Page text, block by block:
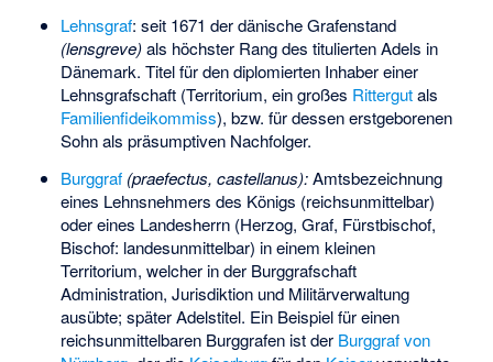
Lehnsgraf: seit 1671 der dänische Grafenstand
(lensgreve)als höchster Rang des titulierten Adels in
Dänemark. Titel für den diplomierten Inhaber einer
Lehnsgrafschaft (Territorium, ein großes Rittergutals
Familienfideikommiss), bzw. für dessen erstgeborenen
Sohn als präsumptiven Nachfolger.
Burggraf (praefectus, castellanus):Amtsbezeichnung
eines Lehnsnehmers des Königs (reichsunmittelbar)
oder eines Landesherrn (Herzog, Graf, Fürstbischof,
Bischof: landesunmittelbar) in einem kleinen
Territorium, welcher in der Burggrafschaft
Administration, Jurisdiktion und Militärverwaltung
ausübte; später Adelstitel. Ein Beispiel für einen
reichsunmittelbaren Burggrafen ist der Burggraf von